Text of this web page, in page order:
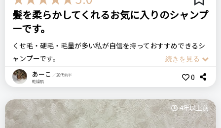
です。
私と同じ髪質の方には合わないかもしれません。
比較したもの・こちらを選んだ理由
ネットの広告で推されていたので購入しました。
価格
4,950円
場所
エメリル公式ストア
ミレアム
リピート回数・頻度
はじめて 次回もリピートしたい◎
髪を柔らかしてくれるお気に入りのシャンプ
ーです。
くせ毛・硬毛・毛量が多い私が自信を持っておすすめできるシ
ャンプーです。
硬いくせ毛でゴワゴワとした髪がずっとコンプレックスでした
が、こちらを使うといつもより柔らかい手触りになります。
ので、もう2年ぐらいリピートしてきました。
とても良いです。
あーこ ／20代前半
乾燥肌
0
4年以上前